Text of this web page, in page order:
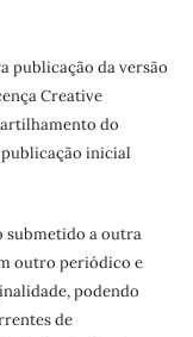
publicação da versão
Creative
do
inicial
submetido a outra
outro periódico e
podendo
de